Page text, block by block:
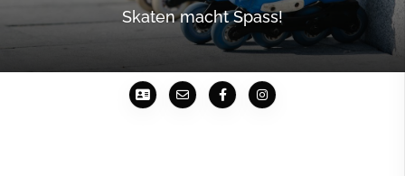
Skaten macht Spass!